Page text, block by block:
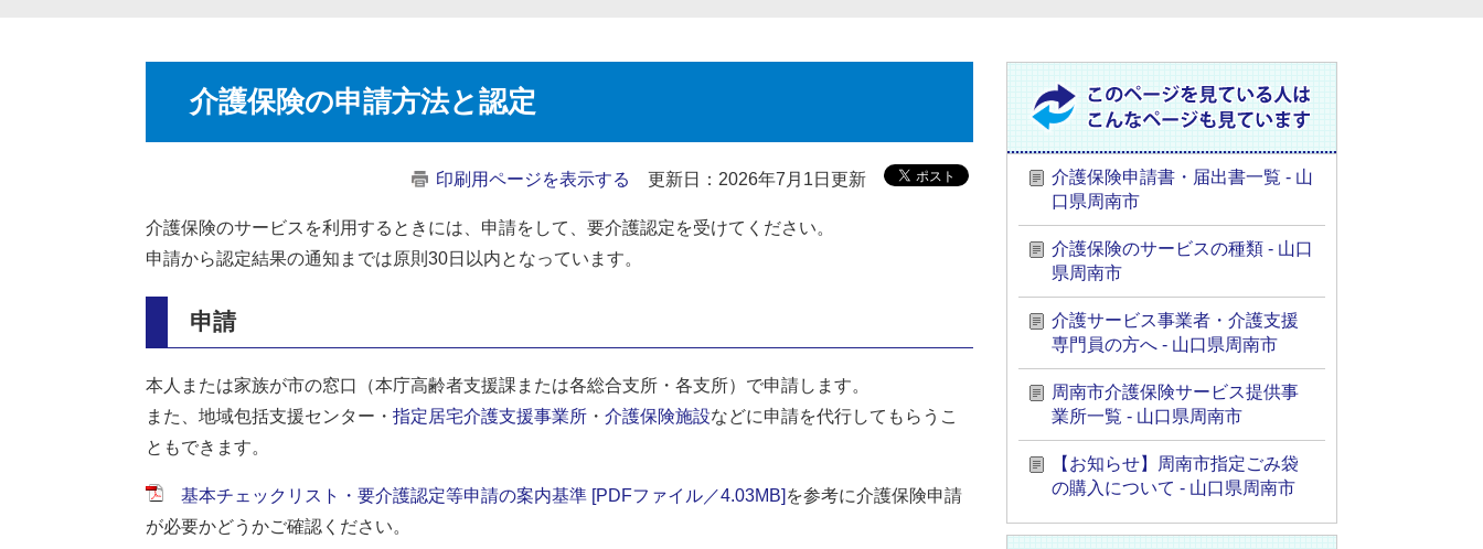
介護保険の申請方法と認定
印刷用ページを表示する 更新日：2026年7月1日更新
介護保険のサービスを利用するときには、申請をして、要介護認定を受けてください。
申請から認定結果の通知までは原則30日以内となっています。
申請
本人または家族が市の窓口（本庁高齢者支援課または各総合支所・各支所）で申請します。
また、地域包括支援センター・ 指定居宅介護支援事業所 ・ 介護保険施設などに申請を代行してもらうこ
ともできます。
基本チェックリスト・要介護認定等申請の案内基準 [PDFファイル／4.03MB] を参考に介護保険申請
が必要かどうかご確認ください。
介護保険申請書・届出書一覧 - 山
口県周南市
介護保険のサービスの種類 - 山口
県周南市
介護サービス事業者・介護支援
専門員の方へ - 山口県周南市
周南市介護保険サービス提供事
業所一覧 - 山口県周南市
【お知らせ】周南市指定ごみ袋
の購入について - 山口県周南市